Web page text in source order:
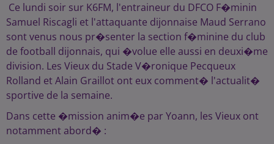
Ce lundi soir sur K6FM, l'entraineur du DFCO F�minin
Samuel Riscagli et l'attaquante dijonnaise Maud Serrano
sont venus nous pr�senter la section f�minine du club
de football dijonnais, qui �volue elle aussi en deuxi�me
division. Les Vieux du Stade V�ronique Pecqueux
Rolland et Alain Graillot ont eux comment� l'actualit�
sportive de la semaine.
Dans cette �mission anim�e par Yoann, les Vieux ont
notamment abord� :